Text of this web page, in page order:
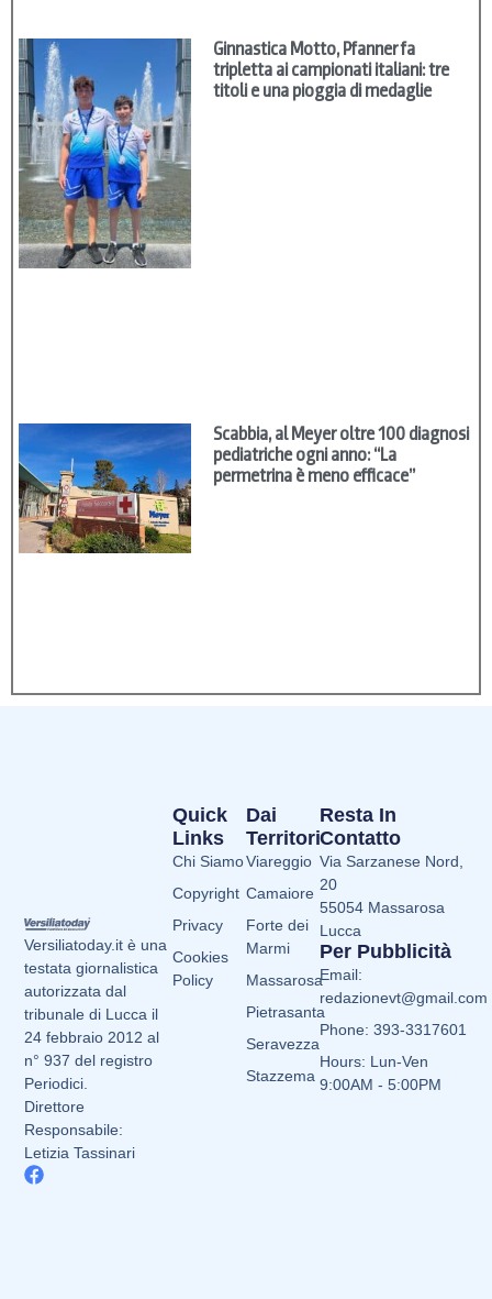
Ginnastica Motto, Pfanner fa
tripletta ai campionati italiani: tre
titoli e una pioggia di medaglie
Scabbia, al Meyer oltre 100 diagnosi
pediatriche ogni anno: “La
permetrina è meno efficace”
Versiliatoday.it è una
testata giornalistica
autorizzata dal
tribunale di Lucca il
24 febbraio 2012 al
n° 937 del registro
Periodici.
Direttore
Responsabile:
Letizia Tassinari
Dai
Territori
Viareggio
Camaiore
Forte dei
Marmi
Massarosa
Pietrasanta
Seravezza
Stazzema
Quick
Links
Chi Siamo
Copyright
Privacy
Cookies
Policy
Resta In
Contatto
Via Sarzanese Nord,
20
55054 Massarosa
Lucca
Per Pubblicità
Email:
redazionevt@gmail.com
Phone: 393-3317601
Hours: Lun-Ven
9:00AM - 5:00PM